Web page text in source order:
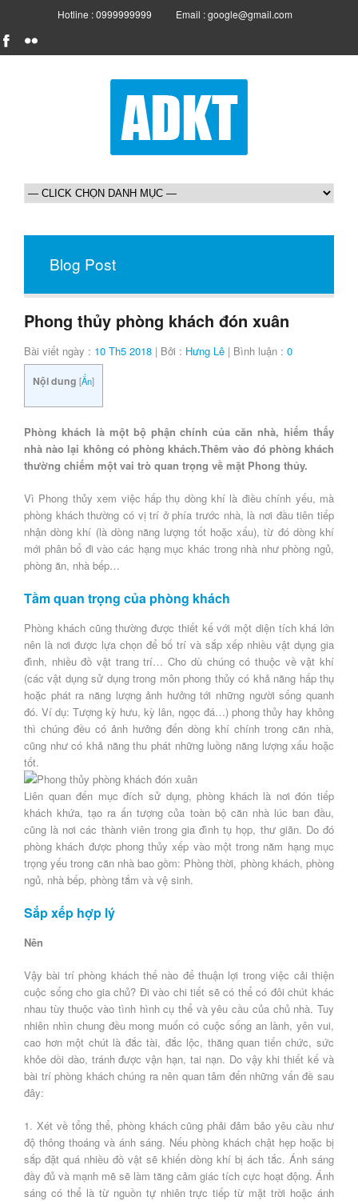
Hotline : 0999999999 Email : google@gmail.com
Blog Post
Phong thủy phòng khách đón xuân
Bài viết ngày : 10 Th5 2018 | Bởi : Hưng Lê | Bình luận : 0
Nội dung [Ẩn]
Phòng khách là một bộ phận chính của căn nhà, hiếm thấy
nhà nào lại không có phòng khách.Thêm vào đó phòng khách
thường chiếm một vai trò quan trọng về mặt Phong thủy.
Vì Phong thủy xem việc hấp thụ dòng khí là điều chính yếu, mà
phòng khách thường có vị trí ở phía trước nhà, là nơi đầu tiên tiếp
nhận dòng khí (là dòng năng lượng tốt hoặc xấu), từ đó dòng khí
mới phân bổ đi vào các hạng mục khác trong nhà như phòng ngủ,
phòng ăn, nhà bếp…
Tầm quan trọng của phòng khách
Phòng khách cũng thường được thiết kế với một diện tích khá lớn
nên là nơi được lựa chọn để bố trí và sắp xếp nhiều vật dụng gia
đình, nhiều đồ vật trang trí… Cho dù chúng có thuộc về vật khí
(các vật dụng sử dụng trong môn phong thủy có khả năng hấp thụ
hoặc phát ra năng lượng ảnh hưởng tới những người sống quanh
đó. Ví dụ: Tượng kỳ hưu, kỳ lân, ngọc đá…) phong thủy hay không
thì chúng đều có ảnh hưởng đến dòng khí chính trong căn nhà,
cũng như có khả năng thu phát những luồng năng lượng xấu hoặc
tốt.
Liên quan đến mục đích sử dụng, phòng khách là nơi đón tiếp
khách khứa, tạo ra ấn tượng của toàn bộ căn nhà lúc ban đầu,
cũng là nơi các thành viên trong gia đình tụ họp, thư giãn. Do đó
phòng khách được phong thủy xếp vào một trong năm hạng mục
trọng yếu trong căn nhà bao gồm: Phòng thời, phòng khách, phòng
ngủ, nhà bếp, phòng tắm và vệ sinh.
Sắp xếp hợp lý
Nên
Vậy bài trí phòng khách thế nào để thuận lợi trong việc cải thiện
cuộc sống cho gia chủ? Đi vào chi tiết sẽ có thể có đôi chút khác
nhau tùy thuộc vào tình hình cụ thể và yêu cầu của chủ nhà. Tuy
nhiên nhìn chung đều mong muốn có cuộc sống an lành, yên vui,
cao hơn một chút là đắc tài, đắc lộc, thăng quan tiến chức, sức
khỏe dồi dào, tránh được vận hạn, tai nạn. Do vậy khi thiết kế và
bài trí phòng khách chúng ra nên quan tâm đến những vấn đề sau
đây:
1. Xét về tổng thể, phòng khách cũng phải đảm bảo yêu cầu như
độ thông thoáng và ánh sáng. Nếu phòng khách chật hẹp hoặc bị
sắp đặt quá nhiều đồ vật sẽ khiến dòng khí bị ách tắc. Ánh sáng
đầy đủ và mạnh mẽ sẽ làm tăng cảm giác tích cực hoạt động. Ánh
sáng có thể là từ nguồn tự nhiên trực tiếp từ mặt trời hoặc ánh